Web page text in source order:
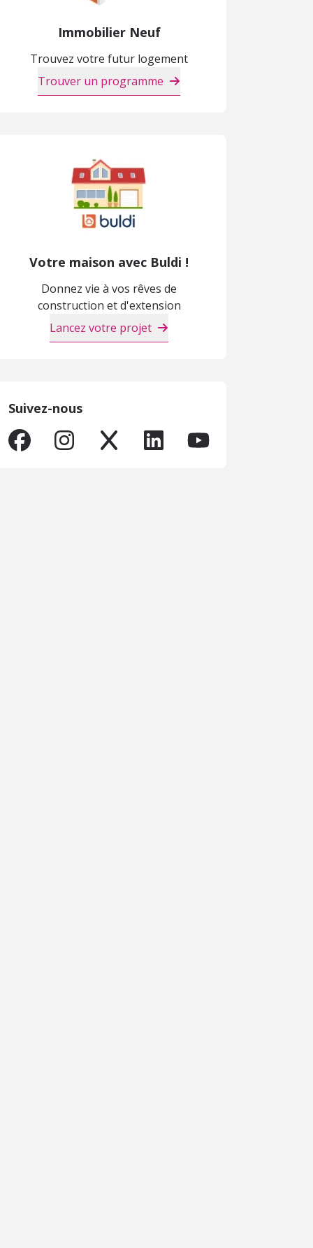
Immobilier Neuf
Trouvez votre futur logement
Trouver un programme
Votre maison avec Buldi !
Donnez vie à vos rêves de
construction et d'extension
Lancez votre projet
Suivez-nous